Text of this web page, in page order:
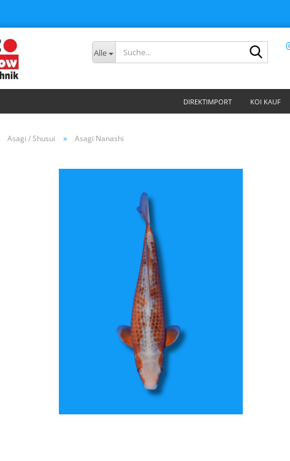
Alle
DIREKTIMPORT KOI KAUF
Asagi / Shusui » Asagi Nanashi